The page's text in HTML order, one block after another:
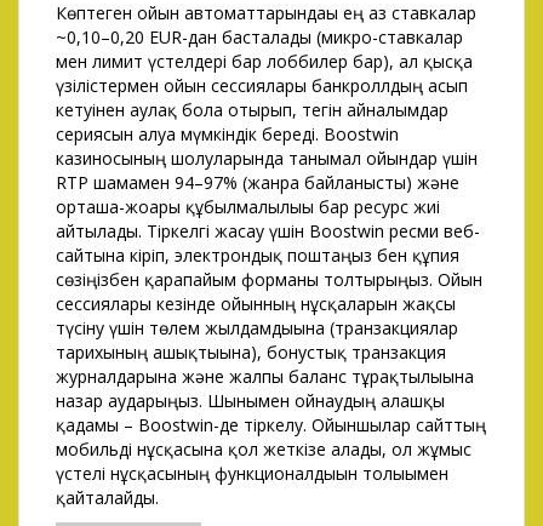
Көптеген ойын автоматтарындағы ең аз ставкалар
~0,10–0,20 EUR-дан басталады (микро-ставкалар
мен лимит үстелдері бар лоббилер бар), ал қысқа
үзілістермен ойын сессиялары банкроллдың асып
кетуінен аулақ бола отырып, тегін айналымдар
сериясын алуға мүмкіндік береді. Boostwin
казиносының шолуларында танымал ойындар үшін
RTP шамамен 94–97% (жанрға байланысты) және
орташа-жоғары құбылмалылығы бар ресурс жиі
айтылады. Тіркелгі жасау үшін Boostwin ресми веб-
сайтына кіріп, электрондық поштаңыз бен құпия
сөзіңізбен қарапайым форманы толтырыңыз. Ойын
сессиялары кезінде ойынның нұсқаларын жақсы
түсіну үшін төлем жылдамдығына (транзакциялар
тарихының ашықтығына), бонустық транзакция
журналдарына және жалпы баланс тұрақтылығына
назар аударыңыз. Шынымен ойнаудың алғашқы
қадамы – Boostwin-де тіркелу. Ойыншылар сайттың
мобильді нұсқасына қол жеткізе алады, ол жұмыс
үстелі нұсқасының функционалдығын толығымен
қайталайды.